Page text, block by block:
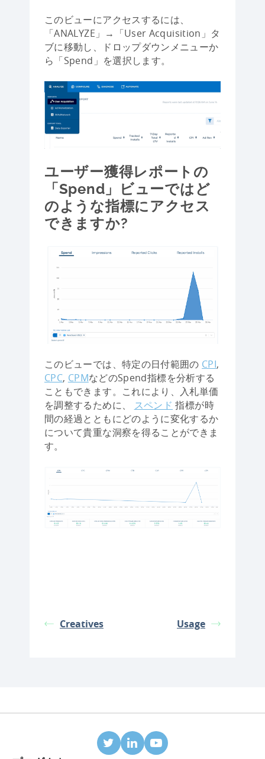
このビューにアクセスするには、
「ANALYZE」→「User Acquisition」タ
ブに移動し、ドロップダウンメニューか
ら「Spend」を選択します。
ユーザー獲得レポートの
「Spend」ビューではど
のような指標にアクセス
できますか?
このビューでは、特定の日付範囲の CPI,
CPC, CPMなどのSpend指標を分析する
こともできます。これにより、入札単価
を調整するために、 スペンド 指標が時
間の経過とともにどのように変化するか
について貴重な洞察を得ることができま
す。
Creatives Usage